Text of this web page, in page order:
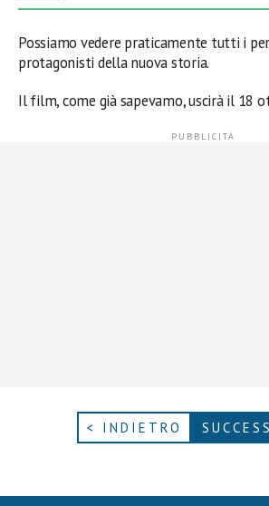
Possiamo vedere praticamente tutti i
protagonisti della nuova storia.
Il film, come già sapevamo, uscirà il 18
< INDIETRO